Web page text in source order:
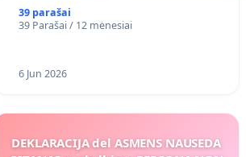
39 parašai
39 Parašai / 12 mėnesiai
6 Jun 2026
DEKLARACIJA del ASMENS NAUSEDA